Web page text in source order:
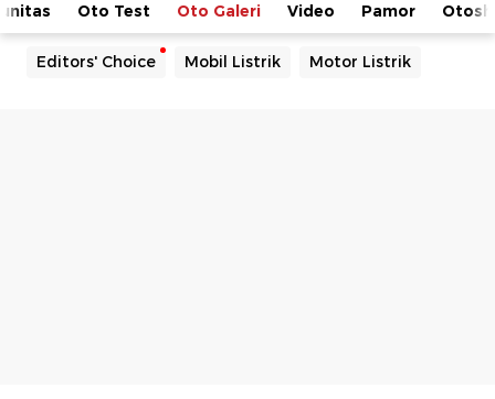
Oto Test Oto Galeri Video Pamor
Editors' Choice Mobil Listrik Motor Listrik